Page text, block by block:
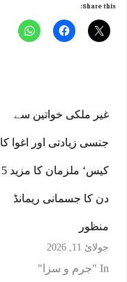
Share this:
غیر ملکی خواتین سے
جنسی زیادتی اور اغوا کا
کیس‘ ملزمان کا مزید 5
دن کا جسمانی ریمانڈ
منظور
جولائ 11, 2026
In "جرم و سزا"